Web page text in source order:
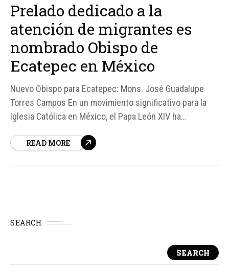
Prelado dedicado a la
atención de migrantes es
nombrado Obispo de
Ecatepec en México
Nuevo Obispo para Ecatepec: Mons. José Guadalupe
Torres Campos En un movimiento significativo para la
Iglesia Católica en México, el Papa León XIV ha
el nuevo Obispo de Ecatepec, en el Estado de México.
READ MORE
SEARCH
SEARCH